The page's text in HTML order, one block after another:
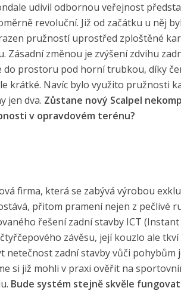
udivil odbornou veřejnost
revoluční. Již od začátku u něj
pružností uprostřed zploštěné
Zásadní změnou je zvýšení zdvihu
do prostoru pod horní trubkou, díky
krátké. Navíc bylo využito pružnosti
jen dva. Zůstane nový Scalpel
v opravdovém terénu?
firma, která se zabývá výrobou
přitom pramení nejen z pečlivé
řešení zadní stavby ICT
závěsu, její kouzlo ale tkví
netečnost zadní stavby vůči pohybům
si již mohli v praxi ověřit na
Bude systém stejně skvěle